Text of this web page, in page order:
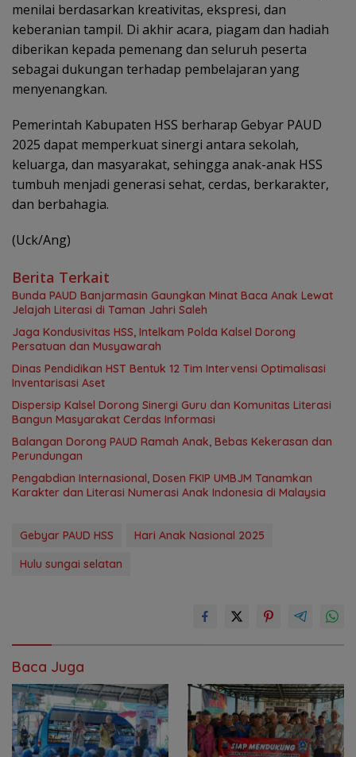
menilai berdasarkan kreativitas, ekspresi, dan
keberanian tampil. Di akhir acara, piagam dan hadiah
diberikan kepada pemenang dan seluruh peserta
sebagai dukungan terhadap pembelajaran yang
menyenangkan.
Pemerintah Kabupaten HSS berharap Gebyar PAUD
2025 dapat memperkuat sinergi antara sekolah,
keluarga, dan masyarakat, sehingga anak-anak HSS
tumbuh menjadi generasi sehat, cerdas, berkarakter,
dan berbahagia.
(Uck/Ang)
Berita Terkait
Bunda PAUD Banjarmasin Gaungkan Minat Baca Anak Lewat
Jelajah Literasi di Taman Jahri Saleh
Jaga Kondusivitas HSS, Intelkam Polda Kalsel Dorong
Persatuan dan Musyawarah
Dinas Pendidikan HST Bentuk 12 Tim Intervensi Optimalisasi
Inventarisasi Aset
Dispersip Kalsel Dorong Sinergi Guru dan Komunitas Literasi
Bangun Masyarakat Cerdas Informasi
Balangan Dorong PAUD Ramah Anak, Bebas Kekerasan dan
Perundungan
Pengabdian Internasional, Dosen FKIP UMBJM Tanamkan
Karakter dan Literasi Numerasi Anak Indonesia di Malaysia
Gebyar PAUD HSS
Hari Anak Nasional 2025
Hulu sungai selatan
Baca Juga